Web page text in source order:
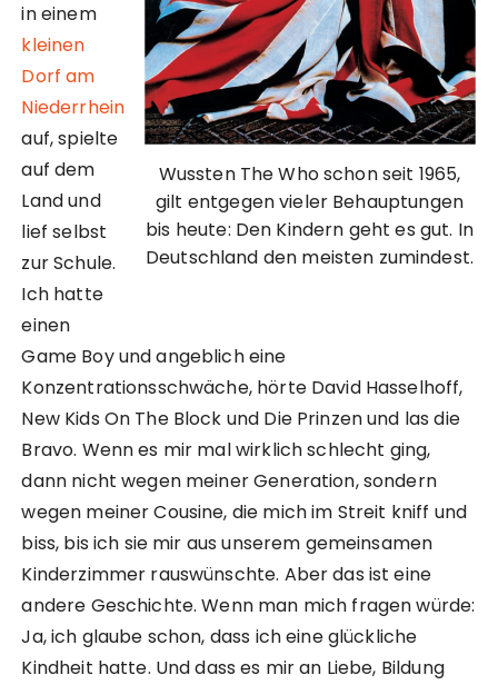
Wussten The Who schon seit 1965,
gilt entgegen vieler Behauptungen
bis heute: Den Kindern geht es gut. In
Deutschland den meisten zumindest.
in einem
kleinen
Dorf am
Niederrhein
auf, spielte
auf dem
Land und
lief selbst
zur Schule.
Ich hatte
einen
Game Boy und angeblich eine
Konzentrationsschwäche, hörte David Hasselhoff,
New Kids On The Block und Die Prinzen und las die
Bravo. Wenn es mir mal wirklich schlecht ging,
dann nicht wegen meiner Generation, sondern
wegen meiner Cousine, die mich im Streit kniff und
biss, bis ich sie mir aus unserem gemeinsamen
Kinderzimmer rauswünschte. Aber das ist eine
andere Geschichte. Wenn man mich fragen würde:
Ja, ich glaube schon, dass ich eine glückliche
Kindheit hatte. Und dass es mir an Liebe, Bildung